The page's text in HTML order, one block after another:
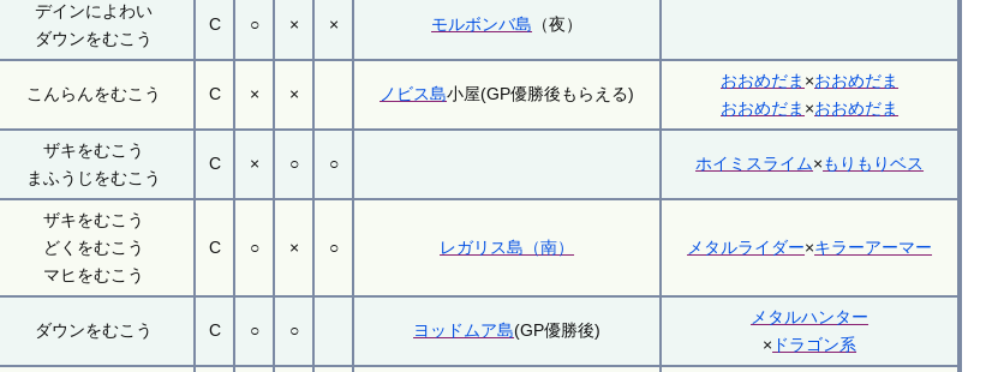
デインによわい
ダウンをむこう
C ○ × × モルボンバ島 （夜）
こんらんをむこう C × × ノビス島小屋(GP優勝後もらえる)
おおめだま ×おおめだま
おおめだま ×おおめだま
ザキをむこう
まふうじをむこう
C × ○ ○ ホイミスライム×もりもりベス
ザキをむこう
どくをむこう
マヒをむこう
C ○ × ○ レガリス島（南） メタルライダー×キラーアーマー
ダウンをむこう C ○ ○ ヨッドムア島(GP優勝後)
メタルハンター
× ドラゴン系